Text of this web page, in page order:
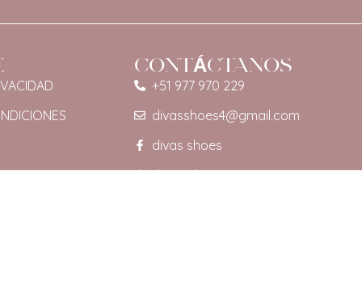
CONTÁCTANOS
+51 977 970 229
divasshoes4@gmail.com
divas shoes
diva. sshoes2025